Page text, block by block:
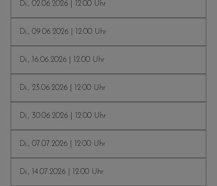
Di., 02.06.2026 | 12:00 Uhr
Di., 09.06.2026 | 12:00 Uhr
Di., 16.06.2026 | 12:00 Uhr
Di., 23.06.2026 | 12:00 Uhr
Di., 30.06.2026 | 12:00 Uhr
Di., 07.07.2026 | 12:00 Uhr
Di., 14.07.2026 | 12:00 Uhr